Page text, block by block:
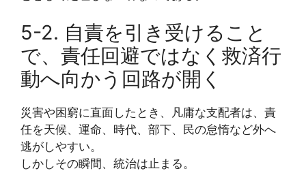
5-2. 自責を引き受けること
で、責任回避ではなく救済行
動へ向かう回路が開く
災害や困窮に直面したとき、凡庸な支配者は、責
任を天候、運命、時代、部下、民の怠惰など外へ
逃がしやすい。
しかしその瞬間、統治は止まる。